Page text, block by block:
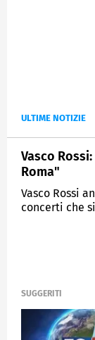
ULTIME NOTIZIE
Vasco
Roma"
Vasco Rossi
concerti che
SUGGERITI